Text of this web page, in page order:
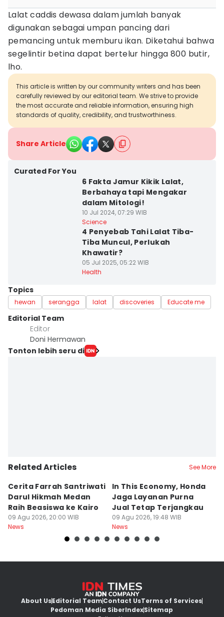
Lalat caddis dewasa dalam jumlah banyak
digunakan sebagai umpan pancing dari
pemancing untuk memburu ikan. Diketahui bahwa
segelintir betina dapat bertelur hingga 800 butir,
lho.
This article is written by our community writers and has been
carefully reviewed by our editorial team. We strive to provide
the most accurate and reliable information, ensuring high
standards of quality, credibility, and trustworthiness.
Share Article
Curated For You
6 Fakta Jamur Kikik Lalat,
Berbahaya tapi Mengakar
dalam Mitologi!
10 Jul 2024, 07:29 WIB
Science
4 Penyebab Tahi Lalat Tiba-
Tiba Muncul, Perlukah
Khawatir?
05 Jul 2025, 05:22 WIB
Health
Topics
hewan serangga lalat discoveries Educate me
Editorial Team
Editor
Doni Hermawan
Tonton lebih seru di
Related Articles See More
Cerita Farrah Santriwati
Darul Hikmah Medan
Raih Beasiswa ke Kairo
09 Agu 2026, 20:00 WIB
News
In This Economy, Honda
Jaga Layanan Purna
Jual Tetap Terjangkau
09 Agu 2026, 19:48 WIB
News
About UsEditorial TeamContact UsTerms of Services
Pedoman Media SiberIndexSitemap